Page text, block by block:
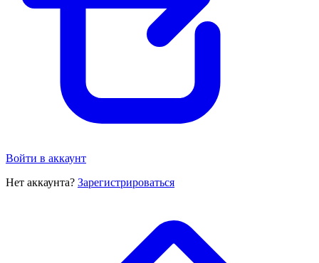
Войти в аккаунт
Нет аккаунта? Зарегистрироваться